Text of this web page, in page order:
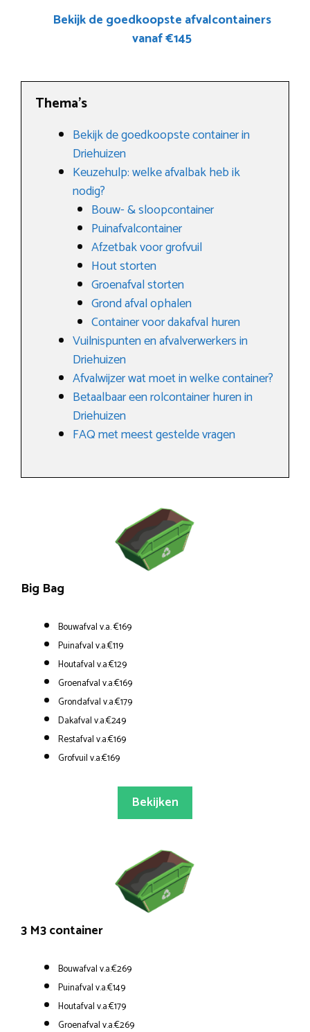
Bekijk de goedkoopste afvalcontainers
vanaf €145
Thema’s
Bekijk de goedkoopste container in
Driehuizen
Keuzehulp: welke afvalbak heb ik
nodig?
Bouw- & sloopcontainer
Puinafvalcontainer
Afzetbak voor grofvuil
Hout storten
Groenafval storten
Grond afval ophalen
Container voor dakafval huren
Vuilnispunten en afvalverwerkers in
Driehuizen
Afvalwijzer wat moet in welke container?
Betaalbaar een rolcontainer huren in
Driehuizen
FAQ met meest gestelde vragen
Big Bag
Bouwafval v.a. €169
Puinafval v.a.€119
Houtafval v.a.€129
Groenafval v.a.€169
Grondafval v.a.€179
Dakafval v.a.€249
Restafval v.a.€169
Grofvuil v.a.€169
Bekijken
3 M3 container
Bouwafval v.a.€269
Puinafval v.a.€149
Houtafval v.a.€179
Groenafval v.a.€269